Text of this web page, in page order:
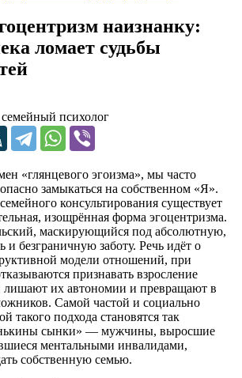
наизнанку:
ломает судьбы
психолог
«глянцевого эгоизма», мы часто
замыкаться на собственном «Я».
консультирования существует
изощрённая форма эгоцентризма.
маскирующийся под абсолютную,
безграничную заботу. Речь идёт о
модели отношений, при
признавать взросление
лишают их автономии и превращают в
Самой частой и социально
такого подхода становятся так
сынки» — мужчины, выросшие
ментальными инвалидами,
собственную семью.